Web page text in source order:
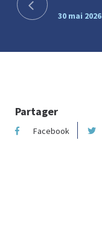
30 mai 2026
Partager
Facebook